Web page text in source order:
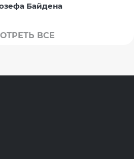
Байдена
ВСЕ